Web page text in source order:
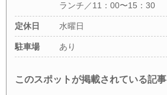
ランチ／11：00〜15：30
定休日 水曜日
駐車場 あり
このスポットが掲載されている記事